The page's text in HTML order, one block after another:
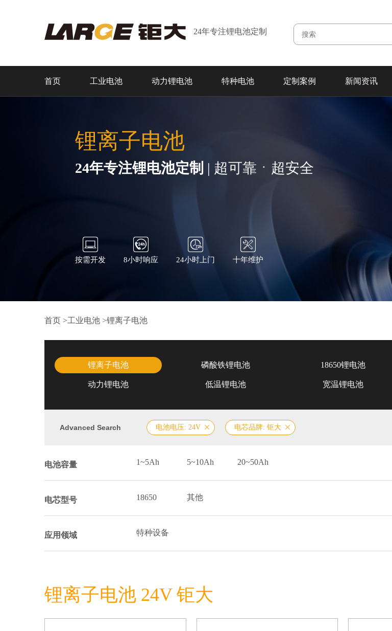
24年专注锂电池定制
首页 工业电池 动力锂电池 特种电池 定制案例 新闻资讯
锂离子电池
24年专注锂电池定制 | 超可靠ㆍ超安全
按需开发 8小时响应 24小时上门 十年维护
首页 >工业电池 >锂离子电池
锂离子电池 磷酸铁锂电池 18650锂电池
动力锂电池 低温锂电池 宽温锂电池
Advanced Search 电池电压: 24V 电芯品牌: 钜大
电池容量 1~5Ah 5~10Ah 20~50Ah
电芯型号 18650 其他
应用领域 特种设备
锂离子电池 24V 钜大